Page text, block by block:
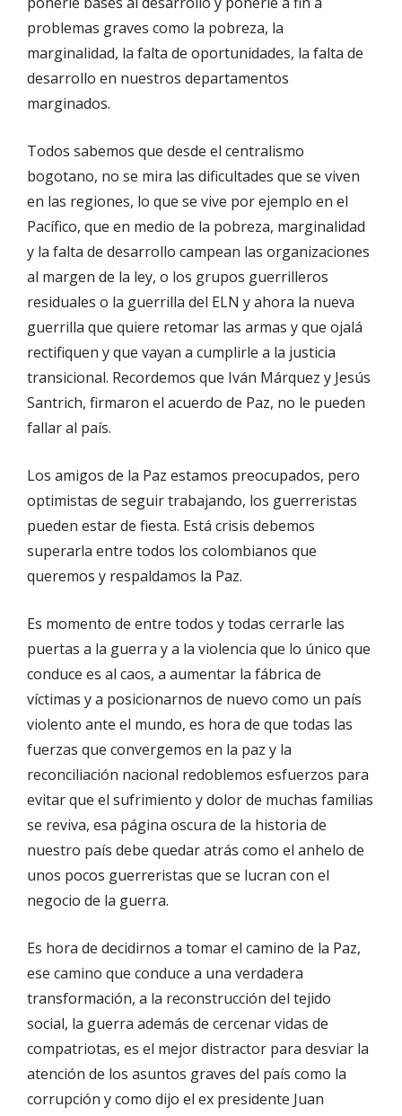
problemas graves como la pobreza, la
marginalidad, la falta de oportunidades, la falta de
desarrollo en nuestros departamentos
marginados.
Todos sabemos que desde el centralismo
bogotano, no se mira las dificultades que se viven
en las regiones, lo que se vive por ejemplo en el
Pacífico, que en medio de la pobreza, marginalidad
y la falta de desarrollo campean las organizaciones
al margen de la ley, o los grupos guerrilleros
residuales o la guerrilla del ELN y ahora la nueva
guerrilla que quiere retomar las armas y que ojalá
rectifiquen y que vayan a cumplirle a la justicia
transicional. Recordemos que Iván Márquez y Jesús
Santrich, firmaron el acuerdo de Paz, no le pueden
fallar al país.
Los amigos de la Paz estamos preocupados, pero
optimistas de seguir trabajando, los guerreristas
pueden estar de fiesta. Está crisis debemos
superarla entre todos los colombianos que
queremos y respaldamos la Paz.
Es momento de entre todos y todas cerrarle las
puertas a la guerra y a la violencia que lo único que
conduce es al caos, a aumentar la fábrica de
víctimas y a posicionarnos de nuevo como un país
violento ante el mundo, es hora de que todas las
fuerzas que convergemos en la paz y la
reconciliación nacional redoblemos esfuerzos para
evitar que el sufrimiento y dolor de muchas familias
se reviva, esa página oscura de la historia de
nuestro país debe quedar atrás como el anhelo de
unos pocos guerreristas que se lucran con el
negocio de la guerra.
Es hora de decidirnos a tomar el camino de la Paz,
ese camino que conduce a una verdadera
transformación, a la reconstrucción del tejido
social, la guerra además de cercenar vidas de
compatriotas, es el mejor distractor para desviar la
atención de los asuntos graves del país como la
corrupción y como dijo el ex presidente Juan